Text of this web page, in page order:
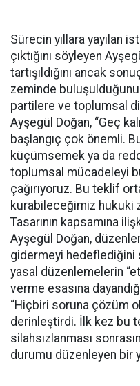
Sürecin yıllara yayılan
çıktığını söyleyen
tartışıldığını ancak
zeminde
partilere ve toplumsal
Ayşegül Doğan, “Geç
başlangıç çok önemli.
küçümsemek ya da
toplumsal mücadeleyi
çağırıyoruz. Bu teklif
kurabileceğimiz hukuki
Tasarının kapsamına
Ayşegül Doğan,
gidermeyi hedeflediğini
yasal düzenlemelerin
verme esasına
“Hiçbiri soruna çözüm
derinleştirdi. İlk kez bu
silahsızlanması
durumu düzenleyen bir